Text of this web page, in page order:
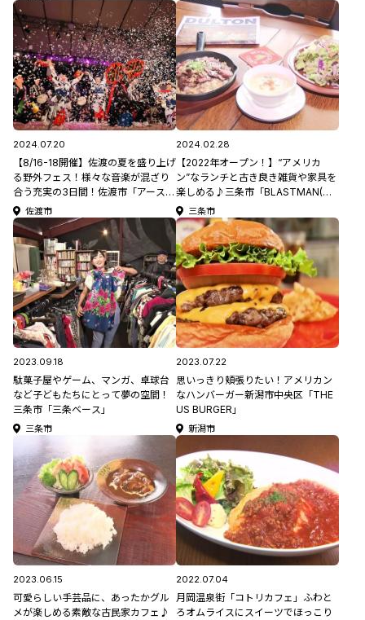
2024.07.20
【8/16-18開催】佐渡の夏を盛り上げ
る野外フェス！様々な音楽が混ざり
合う充実の3日間！佐渡市「アース･
セレブレーション 2024」＃鼓童 #フ
ェス
佐渡市
2024.02.28
【2022年オープン！】“アメリカ
ン”なランチと古き良き雑貨や家具を
楽しめる♪三条市「BLASTMAN(ブ
ラストマン)」
三条市
2023.09.18
駄菓子屋やゲーム、マンガ、卓球台
など子どもたちにとって夢の空間！
三条市「三条ベース」
三条市
2023.07.22
思いっきり頬張りたい！アメリカン
なハンバーガー新潟市中央区「THE
US BURGER」
新潟市
2023.06.15
可愛らしい手芸品に、あったかグル
メが楽しめる素敵な古民家カフェ♪
2022.07.04
月岡温泉街「コトリカフェ」ふわと
ろオムライスにスイーツでほっこり